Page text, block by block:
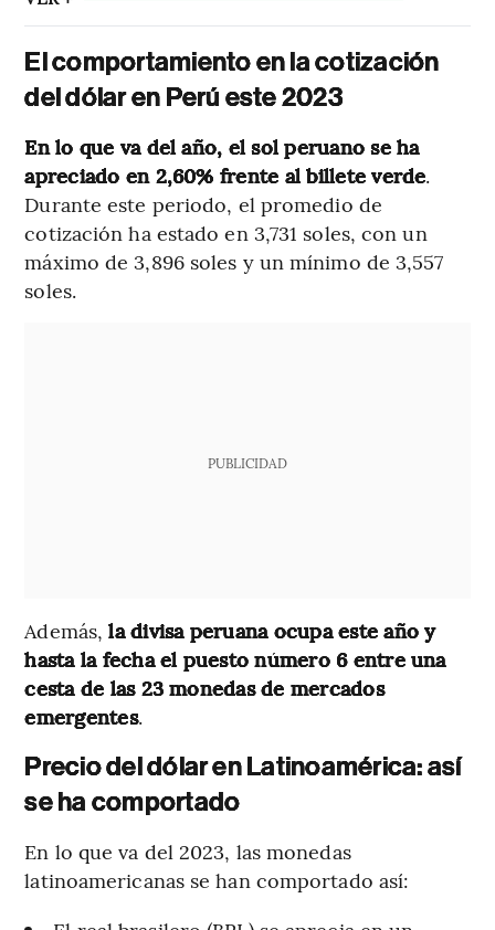
El comportamiento en la cotización
del dólar en Perú este 2023
En lo que va del año, el sol peruano se ha
apreciado en 2,60% frente al billete verde.
Durante este periodo, el promedio de
cotización ha estado en 3,731 soles, con un
máximo de 3,896 soles y un mínimo de 3,557
soles.
PUBLICIDAD
Además, la divisa peruana ocupa este año y
hasta la fecha el puesto número 6 entre una
cesta de las 23 monedas de mercados
emergentes.
Precio del dólar en Latinoamérica: así
se ha comportado
En lo que va del 2023, las monedas
latinoamericanas se han comportado así: